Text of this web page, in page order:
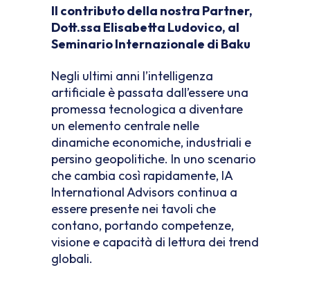
Il contributo della nostra Partner,
Dott.ssa Elisabetta Ludovico, al
Seminario Internazionale di Baku
Negli ultimi anni l’intelligenza
artificiale è passata dall’essere una
promessa tecnologica a diventare
un elemento centrale nelle
dinamiche economiche, industriali e
persino geopolitiche. In uno scenario
che cambia così rapidamente, IA
International Advisors continua a
essere presente nei tavoli che
contano, portando competenze,
visione e capacità di lettura dei trend
globali.